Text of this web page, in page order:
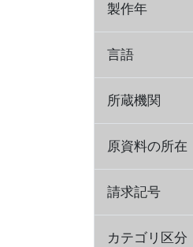
製作年
言語
所蔵機関
原資料の所在
請求記号
カテゴリ区分